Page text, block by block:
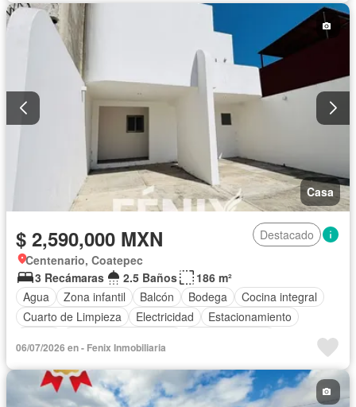
Casa
$ 2,590,000 MXN
Destacado
Centenario, Coatepec
3 Recámaras
2.5 Baños
186 m²
Agua
Zona infantil Balcón Bodega
Cocina integral
Cuarto de Limpieza
Electricidad
Estacionamiento
Sin amueblar
06/07/2026 en - Fenix Inmobiliaria